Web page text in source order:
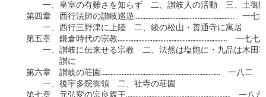
一、皇室の有難さを知らず　二、讃岐人の活動　三、土御
第四章　西行法師の讃岐巡遊………………………………………………………　一七
一、西行三野津に上陸　二、綾の松山・善通寺に寓居
第五章　鎌倉時代の宗教……………………………………………………………　一七七
一、讃岐に伝来せる宗教　二、法然は塩飽に・九品は木田郡
讃に
第六章　讃岐の荘園…………………………………………………………………　一八二
一、後宇多院御領　二、社寺の荘園